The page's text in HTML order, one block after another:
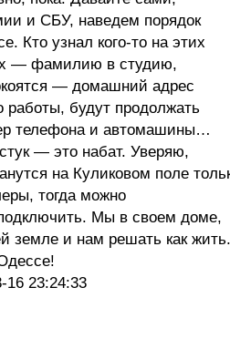
и СБУ, наведем порядок
Кто узнал кого-то на этих
— фамилию в студию,
— домашний адрес
работы, будут продолжать
телефона и автомашины…
— это набат. Уверяю,
на Куликовом поле
тогда можно
Мы в своем доме,
земле и нам решать как жить.
16 23:24:33